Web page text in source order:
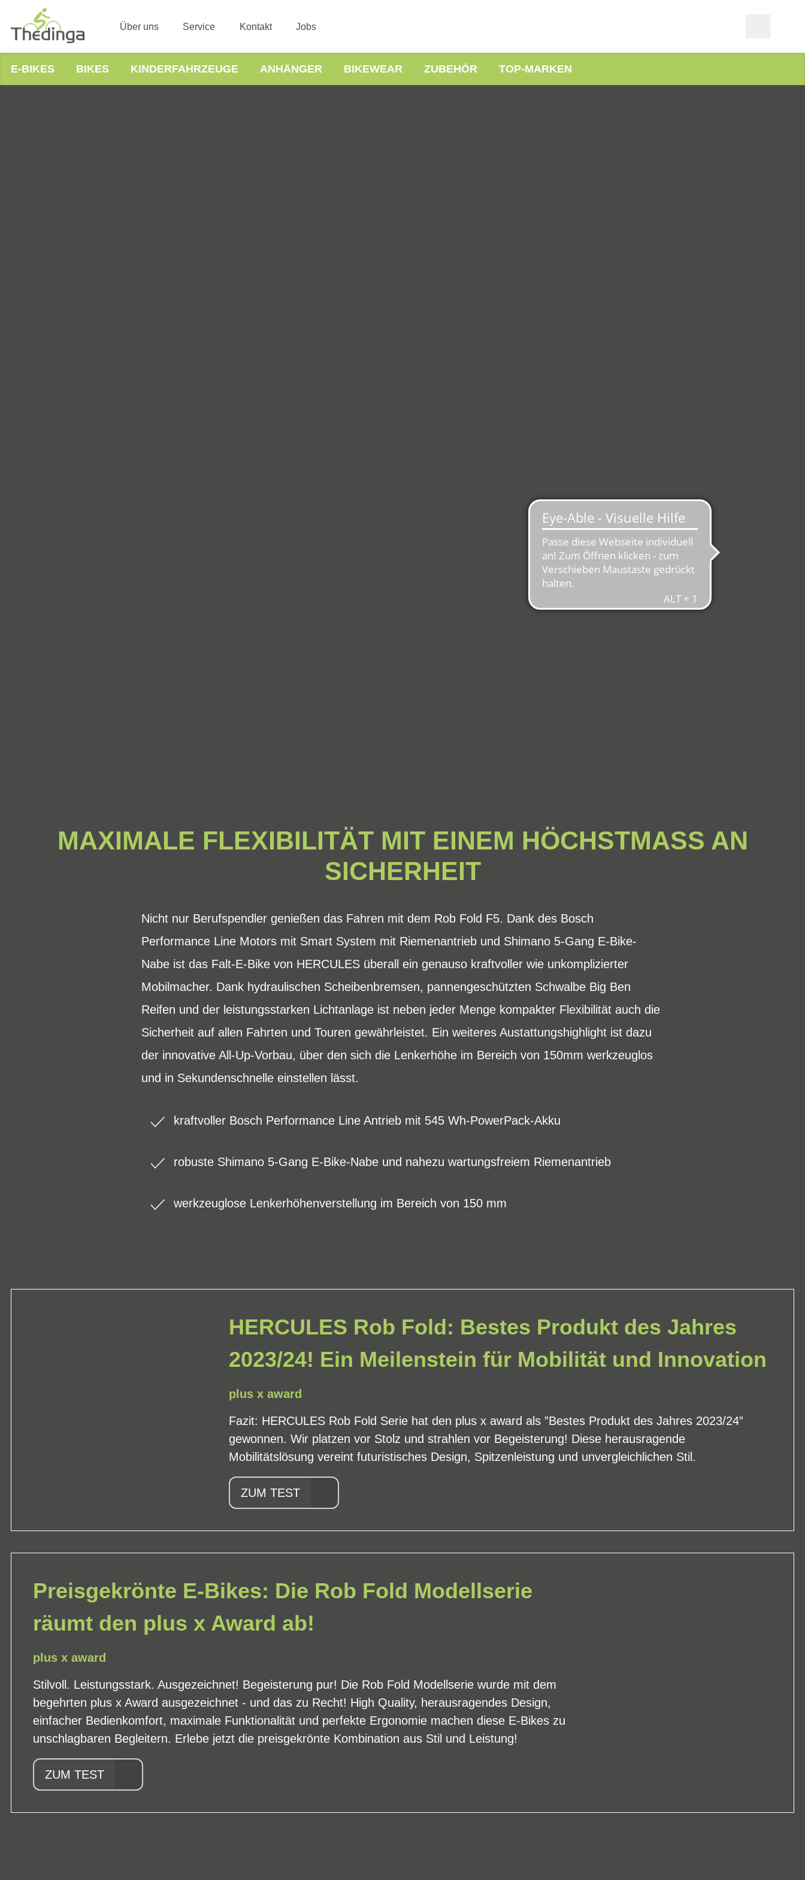
Über uns Service Kontakt Jobs
E-BIKES BIKES KINDERFAHRZEUGE ANHÄNGER BIKEWEAR ZUBEHÖR TOP-MARKEN
MAXIMALE FLEXIBILITÄT MIT EINEM HÖCHSTMASS AN
SICHERHEIT
Nicht nur Berufspendler genießen das Fahren mit dem Rob Fold F5. Dank des Bosch
Performance Line Motors mit Smart System mit Riemenantrieb und Shimano 5-Gang E-Bike-
Nabe ist das Falt-E-Bike von HERCULES überall ein genauso kraftvoller wie unkomplizierter
Mobilmacher. Dank hydraulischen Scheibenbremsen, pannengeschützten Schwalbe Big Ben
Reifen und der leistungsstarken Lichtanlage ist neben jeder Menge kompakter Flexibilität auch die
Sicherheit auf allen Fahrten und Touren gewährleistet. Ein weiteres Austattungshighlight ist dazu
der innovative All-Up-Vorbau, über den sich die Lenkerhöhe im Bereich von 150mm werkzeuglos
und in Sekundenschnelle einstellen lässt.
kraftvoller Bosch Performance Line Antrieb mit 545 Wh-PowerPack-Akku
robuste Shimano 5-Gang E-Bike-Nabe und nahezu wartungsfreiem Riemenantrieb
werkzeuglose Lenkerhöhenverstellung im Bereich von 150 mm
HERCULES Rob Fold: Bestes Produkt des Jahres
2023/24! Ein Meilenstein für Mobilität und Innovation
plus x award
Fazit: HERCULES Rob Fold Serie hat den plus x award als ”Bestes Produkt des Jahres 2023/24”
gewonnen. Wir platzen vor Stolz und strahlen vor Begeisterung! Diese herausragende
Mobilitätslösung vereint futuristisches Design, Spitzenleistung und unvergleichlichen Stil.
ZUM TEST
Preisgekrönte E-Bikes: Die Rob Fold Modellserie
räumt den plus x Award ab!
plus x award
Stilvoll. Leistungsstark. Ausgezeichnet! Begeisterung pur! Die Rob Fold Modellserie wurde mit dem
begehrten plus x Award ausgezeichnet - und das zu Recht! High Quality, herausragendes Design,
einfacher Bedienkomfort, maximale Funktionalität und perfekte Ergonomie machen diese E-Bikes zu
unschlagbaren Begleitern. Erlebe jetzt die preisgekrönte Kombination aus Stil und Leistung!
ZUM TEST